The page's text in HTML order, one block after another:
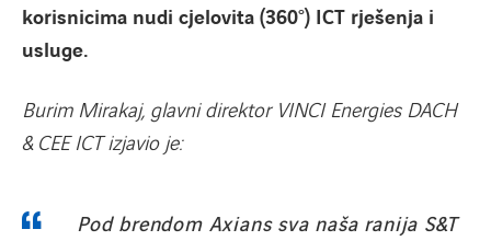
korisnicima nudi cjelovita (360°) ICT rješenja i
usluge.
Burim Mirakaj, glavni direktor VINCI Energies DACH
& CEE ICT izjavio je:
Pod brendom Axians sva naša ranija S&T